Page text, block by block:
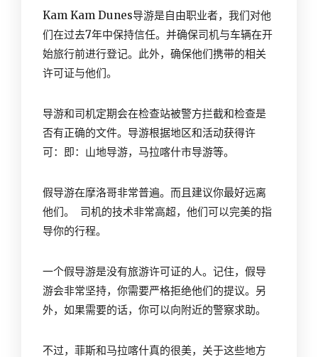
Kam Kam Dunes导游是自由职业者，我们对他
们在过去7年中保持信任。并确保司机与车辆在开
始旅行前进行登记。此外，确保他们携带的相关
许可证与他们。
导游和司机定期会在检查站被警方拦截和检查是
否有正确的文件。导游根据地区和活动获得许
可：即：山地导游，马拉喀什市导游等。
假导游在摩洛哥非常普遍。而且建议你最好远离
他们。 司机的技术非常高超，他们可以完美的指
导你的行程。
一个假导游是没有旅游许可证的人。记住，假导
游会非常坚持，你需要严格拒绝他们的提议。另
外，如果需要的话，你可以向附近的警察求助。
不过，菲斯和马拉喀什真的很美，关于这些地方